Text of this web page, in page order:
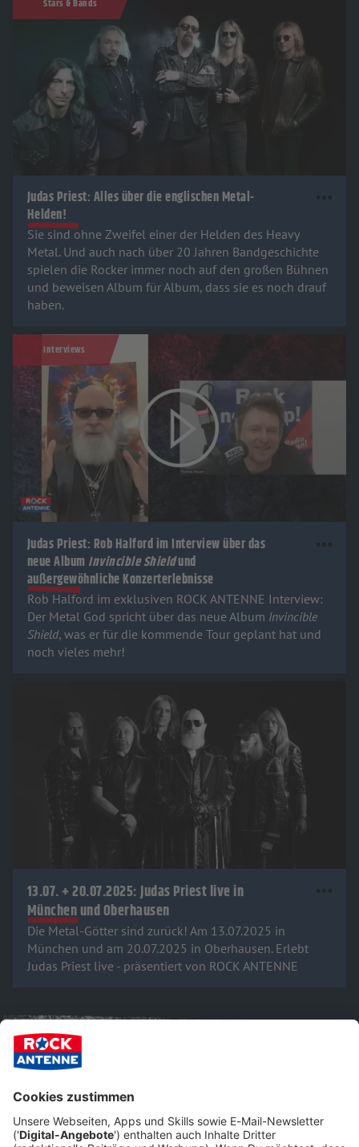
Stars & Bands
Judas Priest: Alles über die englischen Metal-
Helden!
Sie sind ohne Zweifel einer der Helden des Heavy
Metal. Und auch nach über 20 Jahren Bandgeschichte
spielen die Rocker immer noch auf den großen Bühnen
und beweisen Album für Album, dass sie es noch drauf
haben.
Interviews
Judas Priest: Rob Halford im Interview über das
neue Album Invincible Shieldund
außergewöhnliche Konzerterlebnisse
Rob Halford im exklusiven ROCK ANTENNE Interview:
Der Metal God spricht über das neue Album Invincible
Shield, was er für die kommende Tour geplant hat und
noch vieles mehr!
13.07. + 20.07.2025: Judas Priest live in
München und Oberhausen
Die Metal-Götter sind zurück! Am 13.07.2025 in
München und am 20.07.2025 in Oberhausen. Erlebt
Judas Priest live - präsentiert von ROCK ANTENNE
Hört uns und lasst von euch hören: